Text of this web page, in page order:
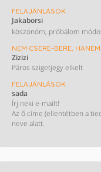
FELAJÁNLÁSOK
Jakaborsi
köszönöm, próbálom
NEM CSERE-BERE,
Zizizi
Páros szigetjegy elkelt
FELAJÁNLÁSOK
sada
Írj neki e-mailt!
Az ő címe (ellentétben a
neve alatt.